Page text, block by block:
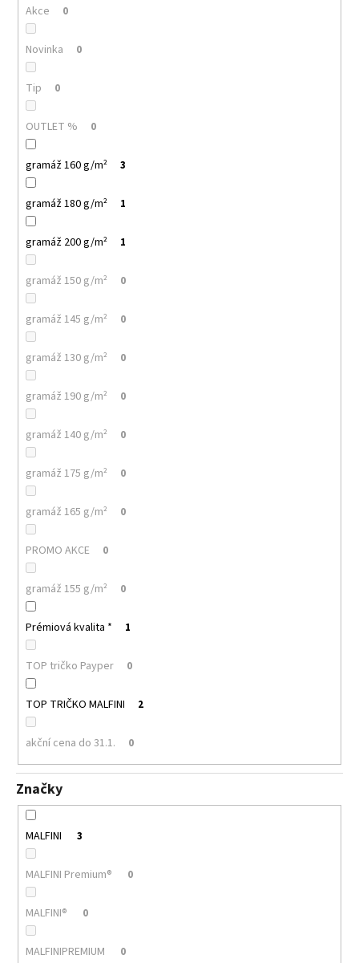
Akce 0
Novinka 0
Tip 0
OUTLET % 0
gramáž 160 g/m² 3
gramáž 180 g/m² 1
gramáž 200 g/m² 1
gramáž 150 g/m² 0
gramáž 145 g/m² 0
gramáž 130 g/m² 0
gramáž 190 g/m² 0
gramáž 140 g/m² 0
gramáž 175 g/m² 0
gramáž 165 g/m² 0
PROMO AKCE 0
gramáž 155 g/m² 0
Prémiová kvalita * 1
TOP tričko Payper 0
TOP TRIČKO MALFINI 2
akční cena do 31.1. 0
Značky
MALFINI 3
MALFINI Premium® 0
MALFINI® 0
MALFINIPREMIUM 0
m
MALFINI
BASIC
129
PÁNSKÉ/UNISEX
TRIČKO,
160
100%
BAVLNA,
SILIKONOVÁ
ÚPRAVA
92
Kč